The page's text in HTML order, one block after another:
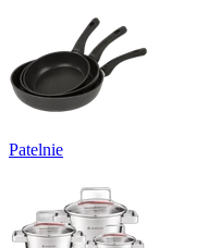
Patelnie